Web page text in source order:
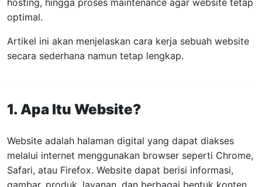
optimal.
Artikel ini akan menjelaskan cara kerja sebuah website
secara sederhana namun tetap lengkap.
1. Apa Itu Website?
Website adalah halaman digital yang dapat diakses
melalui internet menggunakan browser seperti Chrome,
Safari, atau Firefox. Website dapat berisi informasi,
gambar, produk, layanan, dan berbagai bentuk konten